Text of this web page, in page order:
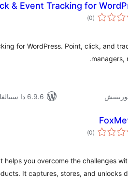
& Event Tracking for
(0 ئومۇمىي
دەرىجە
)
for WordPress. Point, click, and
managers,
6.9.6 دا سىنالغان
(0 ئومۇمىي
دەرىجە
)
helps you overcome the challenges
It captures, stores, and unlocks